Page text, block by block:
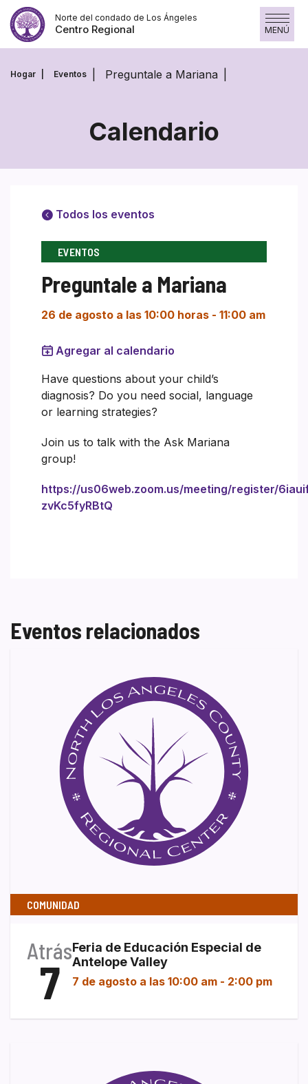
Saltar
contenido
Norte del condado de Los Ángeles
Centro Regional MENÚ
Hogar Eventos Preguntale a Mariana
Calendario
Todos los eventos
EVENTOS
Preguntale a Mariana
26 de agosto a las 10:00 horas - 11:00 am
Agregar al calendario
Have questions about your child’s
diagnosis? Do you need social, language
or learning strategies?
Join us to talk with the Ask Mariana
group!
https://us06web.zoom.us/meeting/register/
zvKc5fyRBtQ
Eventos relacionados
COMUNIDAD
Atrás
7
Feria de Educación Especial de
Antelope Valley
7 de agosto a las 10:00 am - 2:00 pm